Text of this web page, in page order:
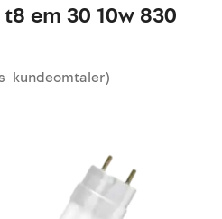
em 30 10w 830
kundeomtaler)